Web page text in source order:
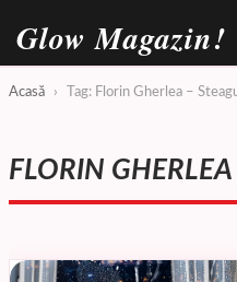
Glow Magazin!
Acasă › Tag: Florin Gherlea –
FLORIN